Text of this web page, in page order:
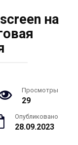
на
Просмотры
29
Опубликовано
28.09.2023